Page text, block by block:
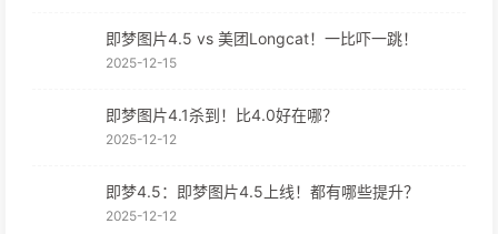
即梦图片4.5 vs 美团Longcat！一比吓一跳！
2025-12-15
即梦图片4.1杀到！比4.0好在哪？
2025-12-12
即梦4.5：即梦图片4.5上线！都有哪些提升？
2025-12-12